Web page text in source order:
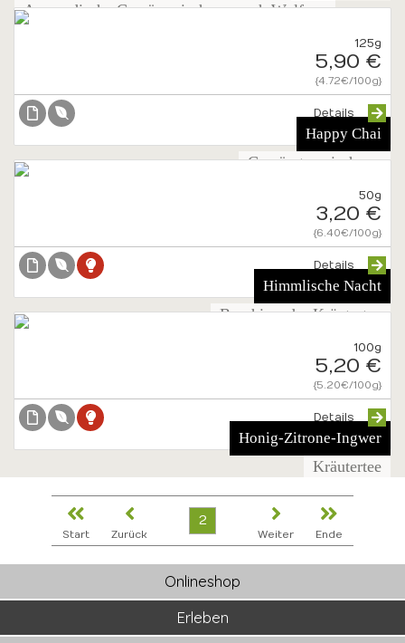
Ayurvedische Gewürzmischung nach Wolfgang
Happy Chai
Gewürzteemischung
125g
5,90 €
{4.72€/100g}
Details
Himmlische Nacht
Beruhigender Kräutertee
50g
3,20 €
{6.40€/100g}
Details
Honig-Zitrone-Ingwer
Kräutertee
100g
5,20 €
{5.20€/100g}
Details
Start Zurück
2
Weiter Ende
Onlineshop
Erleben